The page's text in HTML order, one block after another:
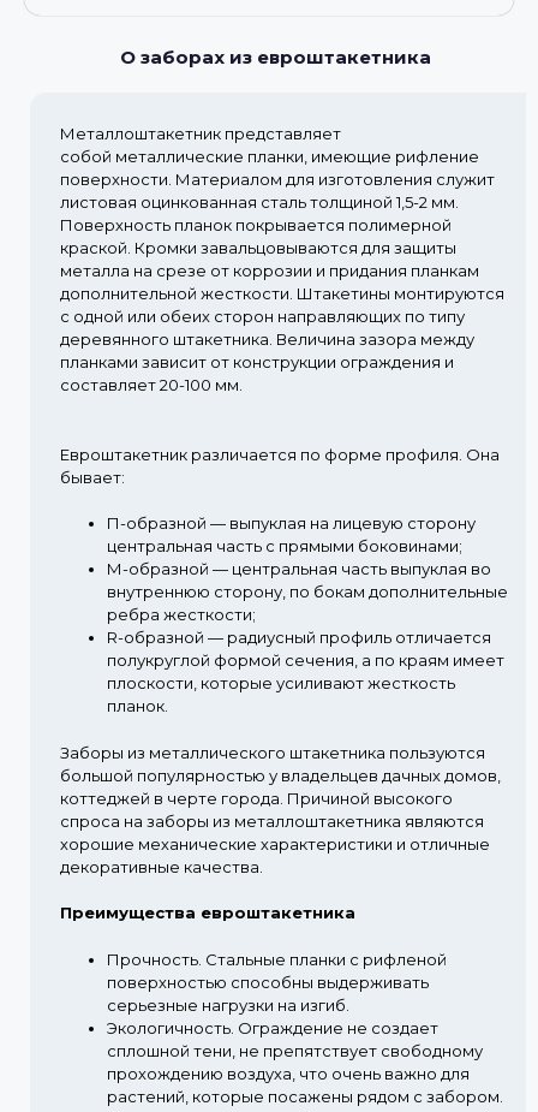
О заборах из евроштакетника
Металлоштакетник представляет
собой металлические планки, имеющие рифление
поверхности. Материалом для изготовления служит
листовая оцинкованная сталь толщиной 1,5-2 мм.
Поверхность планок покрывается полимерной
краской. Кромки завальцовываются для защиты
металла на срезе от коррозии и придания планкам
дополнительной жесткости. Штакетины монтируются
с одной или обеих сторон направляющих по типу
деревянного штакетника. Величина зазора между
планками зависит от конструкции ограждения и
составляет 20-100 мм.
Евроштакетник различается по форме профиля. Она
бывает:
П-образной — выпуклая на лицевую сторону
центральная часть с прямыми боковинами;
М-образной — центральная часть выпуклая во
внутреннюю сторону, по бокам дополнительные
ребра жесткости;
R-образной — радиусный профиль отличается
полукруглой формой сечения, а по краям имеет
плоскости, которые усиливают жесткость
планок.
Заборы из металлического штакетника пользуются
большой популярностью у владельцев дачных домов,
коттеджей в черте города. Причиной высокого
спроса на заборы из металлоштакетника являются
хорошие механические характеристики и отличные
декоративные качества.
Преимущества евроштакетника
Прочность. Стальные планки с рифленой
поверхностью способны выдерживать
серьезные нагрузки на изгиб.
Экологичность. Ограждение не создает
сплошной тени, не препятствует свободному
прохождению воздуха, что очень важно для
растений, которые посажены рядом с забором.